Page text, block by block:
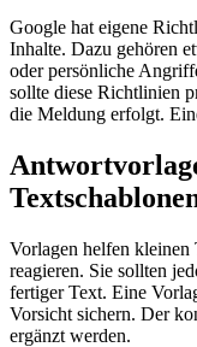
Google hat eigene
Inhalte. Dazu gehören
oder persönliche
sollte diese Richtlinien
die Meldung erfolgt.
Vorlagen helfen kleinen
reagieren. Sie sollten
fertiger Text. Eine
Vorsicht sichern. Der
ergänzt werden.